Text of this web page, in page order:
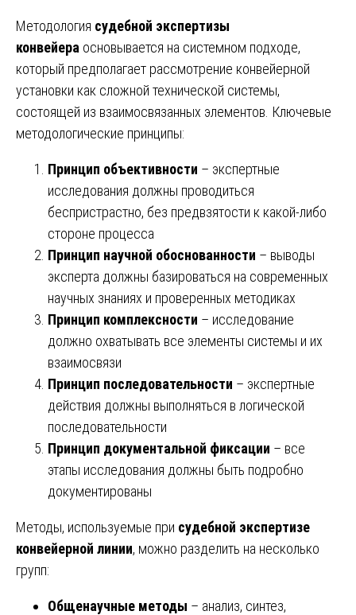
Методология судебной экспертизы
конвейера основывается на системном подходе,
который предполагает рассмотрение конвейерной
установки как сложной технической системы,
состоящей из взаимосвязанных элементов. Ключевые
методологические принципы:
Принцип объективности – экспертные
исследования должны проводиться
беспристрастно, без предвзятости к какой-либо
стороне процесса
Принцип научной обоснованности – выводы
эксперта должны базироваться на современных
научных знаниях и проверенных методиках
Принцип комплексности – исследование
должно охватывать все элементы системы и их
взаимосвязи
Принцип последовательности – экспертные
действия должны выполняться в логической
последовательности
Принцип документальной фиксации – все
этапы исследования должны быть подробно
документированы
Методы, используемые при судебной экспертизе
конвейерной линии, можно разделить на несколько
групп:
Общенаучные методы – анализ, синтез,